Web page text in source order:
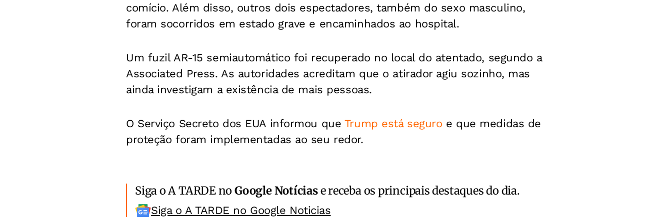
comício. Além disso, outros dois espectadores, também do sexo masculino,
foram socorridos em estado grave e encaminhados ao hospital.
Um fuzil AR-15 semiautomático foi recuperado no local do atentado, segundo a
Associated Press. As autoridades acreditam que o atirador agiu sozinho, mas
ainda investigam a existência de mais pessoas.
O Serviço Secreto dos EUA informou que Trump está seguro e que medidas de
proteção foram implementadas ao seu redor.
Siga o A TARDE noGoogle Notíciase receba os principais destaques do dia.
Siga o A TARDE no Google Noticias